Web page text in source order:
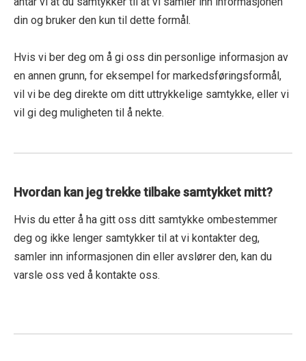
din og bruker den kun til dette formål.
Hvis vi ber deg om å gi oss din personlige informasjon av
en annen grunn, for eksempel for markedsføringsformål,
vil vi be deg direkte om ditt uttrykkelige samtykke, eller vi
vil gi deg muligheten til å nekte.
Hvordan kan jeg trekke tilbake samtykket mitt?
Hvis du etter å ha gitt oss ditt samtykke ombestemmer
deg og ikke lenger samtykker til at vi kontakter deg,
samler inn informasjonen din eller avslører den, kan du
varsle oss ved å kontakte oss.